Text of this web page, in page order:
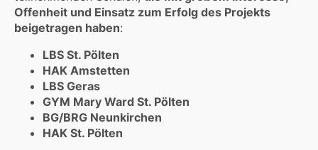
Offenheit und Einsatz zum Erfolg des Projekts
beigetragen haben:
LBS St. Pölten
HAK Amstetten
LBS Geras
GYM Mary Ward St. Pölten
BG/BRG Neunkirchen
HAK St. Pölten